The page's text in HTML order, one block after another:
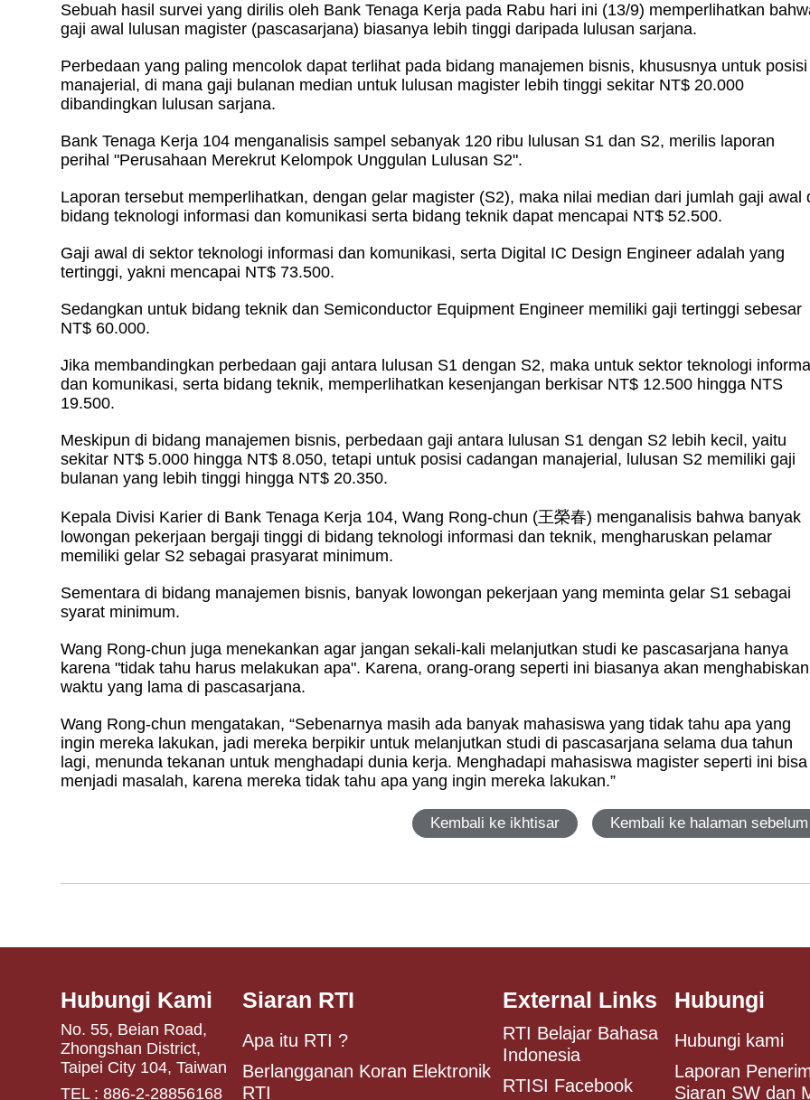
Sebuah hasil survei yang dirilis oleh Bank Tenaga Kerja pada Rabu hari ini (13/9) memperlihatkan
gaji awal lulusan magister (pascasarjana) biasanya lebih tinggi daripada lulusan sarjana.
Perbedaan yang paling mencolok dapat terlihat pada bidang manajemen bisnis, khususnya untuk posisi
manajerial, di mana gaji bulanan median untuk lulusan magister lebih tinggi sekitar NT$ 20.000
dibandingkan lulusan sarjana.
Bank Tenaga Kerja 104 menganalisis sampel sebanyak 120 ribu lulusan S1 dan S2, merilis laporan
perihal "Perusahaan Merekrut Kelompok Unggulan Lulusan S2".
Laporan tersebut memperlihatkan, dengan gelar magister (S2), maka nilai median dari jumlah gaji awal
bidang teknologi informasi dan komunikasi serta bidang teknik dapat mencapai NT$ 52.500.
Gaji awal di sektor teknologi informasi dan komunikasi, serta Digital IC Design Engineer adalah yang
tertinggi, yakni mencapai NT$ 73.500.
Sedangkan untuk bidang teknik dan Semiconductor Equipment Engineer memiliki gaji tertinggi sebesar
NT$ 60.000.
Jika membandingkan perbedaan gaji antara lulusan S1 dengan S2, maka untuk sektor teknologi
dan komunikasi, serta bidang teknik, memperlihatkan kesenjangan berkisar NT$ 12.500 hingga NTS
19.500.
Meskipun di bidang manajemen bisnis, perbedaan gaji antara lulusan S1 dengan S2 lebih kecil, yaitu
sekitar NT$ 5.000 hingga NT$ 8.050, tetapi untuk posisi cadangan manajerial, lulusan S2 memiliki gaji
bulanan yang lebih tinggi hingga NT$ 20.350.
Kepala Divisi Karier di Bank Tenaga Kerja 104, Wang Rong-chun (王榮春) menganalisis bahwa banyak
lowongan pekerjaan bergaji tinggi di bidang teknologi informasi dan teknik, mengharuskan pelamar
memiliki gelar S2 sebagai prasyarat minimum.
Sementara di bidang manajemen bisnis, banyak lowongan pekerjaan yang meminta gelar S1 sebagai
syarat minimum.
Wang Rong-chun juga menekankan agar jangan sekali-kali melanjutkan studi ke pascasarjana hanya
karena "tidak tahu harus melakukan apa". Karena, orang-orang seperti ini biasanya akan menghabiskan
waktu yang lama di pascasarjana.
Wang Rong-chun mengatakan, “Sebenarnya masih ada banyak mahasiswa yang tidak tahu apa yang
ingin mereka lakukan, jadi mereka berpikir untuk melanjutkan studi di pascasarjana selama dua tahun
lagi, menunda tekanan untuk menghadapi dunia kerja. Menghadapi mahasiswa magister seperti ini bisa
menjadi masalah, karena mereka tidak tahu apa yang ingin mereka lakukan.”
Kembali ke ikhtisar Kembali ke halaman sebelum
Hubungi Kami
No. 55, Beian Road,
Zhongshan District,
Taipei City 104, Taiwan
TEL : 886-2-28856168
Siaran RTI
Apa itu RTI ?
Berlangganan Koran Elektronik
RTI
External Links
RTI Belajar Bahasa
Indonesia
RTISI Facebook
Hubungi
Hubungi kami
Laporan
Siaran SW dan